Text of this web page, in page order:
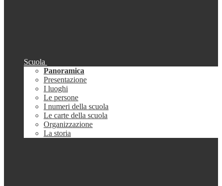
Scuola
Panoramica
Presentazione
I luoghi
Le persone
I numeri della scuola
Le carte della scuola
Organizzazione
La storia